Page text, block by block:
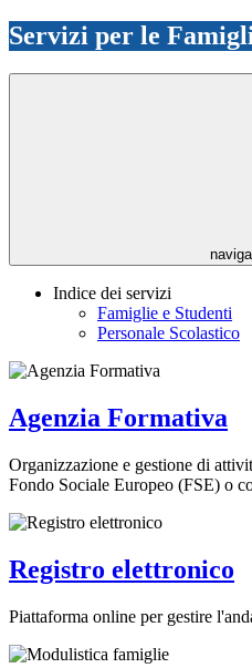
Servizi per le
Indice dei servizi
Famiglie e Studenti
Personale Scolastico
Agenzia Formativa
Organizzazione e gestione di
Fondo Sociale Europeo (FSE) o
Registro elettronico
Piattaforma online per gestire